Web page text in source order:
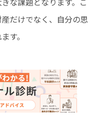
だけでなく、自分の思
す。